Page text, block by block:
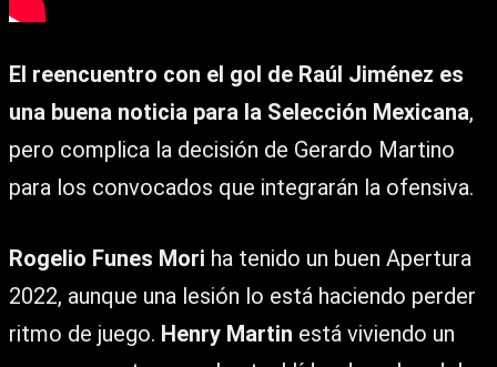
El reencuentro con el gol de Raúl Jiménez es
una buena noticia para la Selección Mexicana,
pero complica la decisión de Gerardo Martino
para los convocados que integrarán la ofensiva.
Rogelio Funes Mori ha tenido un buen Apertura
2022, aunque una lesión lo está haciendo perder
ritmo de juego. Henry Martin está viviendo un